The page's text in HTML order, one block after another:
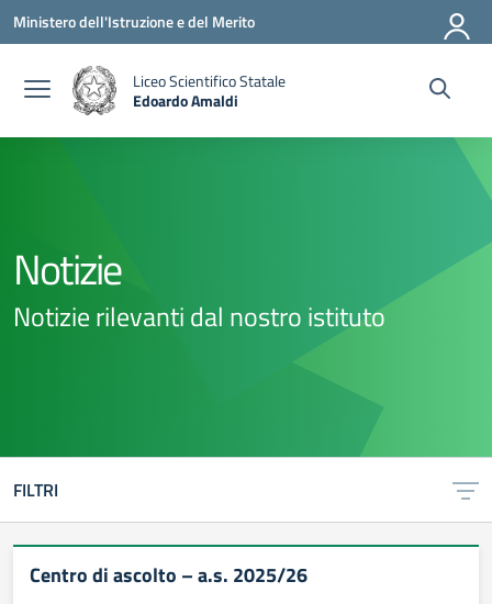
Vai ai contenuti
Vai al menu di navigazione
Vai al footer
Ministero dell'Istruzione e del Merito
Liceo Scientifico Statale
Edoardo Amaldi
Notizie
Notizie rilevanti dal nostro istituto
FILTRI
Centro di ascolto – a.s. 2025/26